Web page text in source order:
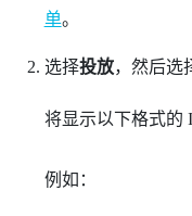
单。
选择投放，然后选
将显示以下格式的
例如：